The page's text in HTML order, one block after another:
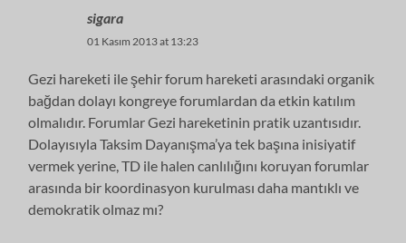
sigara
01 Kasım 2013 at 13:23
Gezi hareketi ile şehir forum hareketi arasındaki organik
bağdan dolayı kongreye forumlardan da etkin katılım
olmalıdır. Forumlar Gezi hareketinin pratik uzantısıdır.
Dolayısıyla Taksim Dayanışma’ya tek başına inisiyatif
vermek yerine, TD ile halen canlılığını koruyan forumlar
arasında bir koordinasyon kurulması daha mantıklı ve
demokratik olmaz mı?